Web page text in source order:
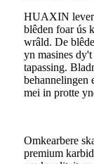
HUAXIN
blêden foar ús
wrâld. De
yn masines
tapassing.
behannelingen
mei in protte
Omkearbere
premium